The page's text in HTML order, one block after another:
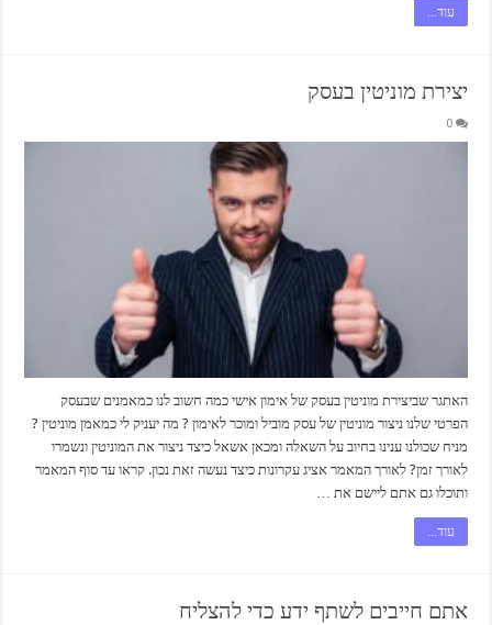
עוד...
יצירת מוניטין בעסק
0
האתגר שביצירת מוניטין בעסק של אימון אישי כמה חשוב לנו כמאמנים שבעסק
הפרטי שלנו ניצור מוניטין של עסק מוביל ומוכר לאימון ? מה יעניק לי כמאמן מוניטין ?
מניח שכולנו ענינו בחיוב על השאלה ומכאן אשאל כיצד ניצור את המוניטין ונשמרו
לאורך זמן? לאורך המאמר אציג עקרונות כיצד נעשה זאת נכון. קראו עד סוף המאמר
ותוכלו גם אתם ליישם את …
עוד...
אתם חייבים לשתף ידע כדי להצליח